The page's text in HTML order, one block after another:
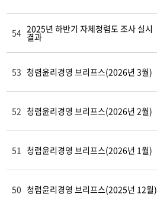
54 2025년 하반기 자체청렴도 조사 실시
결과
53 청렴윤리경영 브리프스(2026년 3월)
52 청렴윤리경영 브리프스(2026년 2월)
51 청렴윤리경영 브리프스(2026년 1월)
50 청렴윤리경영 브리프스(2025년 12월)